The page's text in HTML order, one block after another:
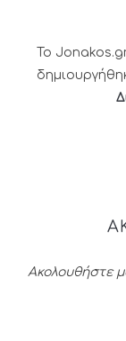
Το
Ακολουθήστε